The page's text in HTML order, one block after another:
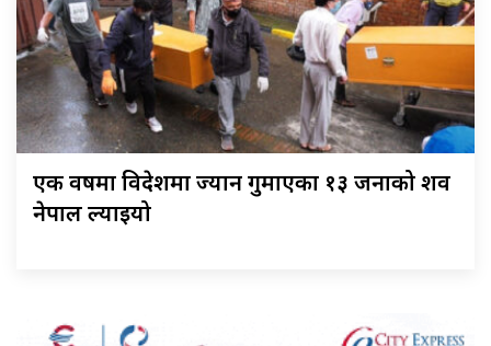
एक वर्षमा विदेशमा ज्यान गुमाएका १३ जनाको शव
नेपाल ल्याइयो